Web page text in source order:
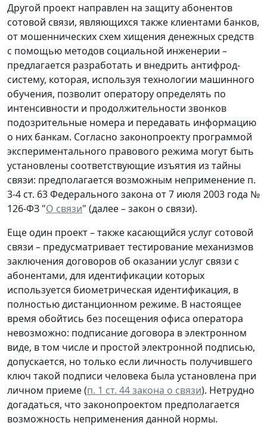
Другой проект направлен на защиту абонентов
сотовой связи, являющихся также клиентами банков,
от мошеннических схем хищения денежных средств
с помощью методов социальной инженерии –
предлагается разработать и внедрить антифрод-
систему, которая, используя технологии машинного
обучения, позволит оператору определять по
интенсивности и продолжительности звонков
подозрительные номера и передавать информацию
о них банкам. Согласно законопроекту программой
экспериментального правового режима могут быть
установлены соответствующие изъятия из тайны
связи: предполагается возможным неприменение п.
3-4 ст. 63 Федерального закона от 7 июля 2003 года №
126-ФЗ "О связи" (далее – закон о связи).
Еще один проект – также касающийся услуг сотовой
связи – предусматривает тестирование механизмов
заключения договоров об оказании услуг связи с
абонентами, для идентификации которых
используется биометрическая идентификация, в
полностью дистанционном режиме. В настоящее
время обойтись без посещения офиса оператора
невозможно: подписание договора в электронном
виде, в том числе и простой электронной подписью,
допускается, но только если личность получившего
ключ такой подписи человека была установлена при
личном приеме (п. 1 ст. 44 закона о связи). Нетрудно
догадаться, что законопроектом предполагается
возможность неприменения данной нормы.